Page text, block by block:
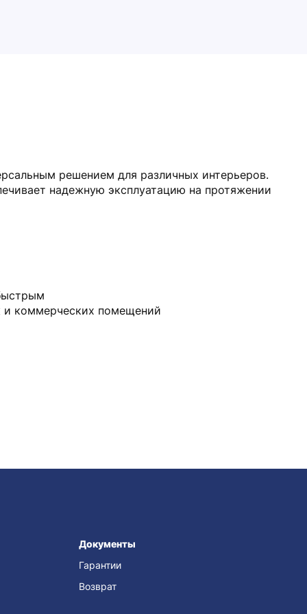
решением для различных интерьеров.
надежную эксплуатацию на протяжении
и коммерческих помещений
Документы
Гарантии
Возврат